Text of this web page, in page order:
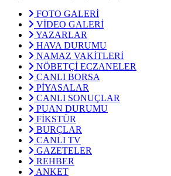
FOTO GALERİ
VİDEO GALERİ
YAZARLAR
HAVA DURUMU
NAMAZ VAKİTLERİ
NÖBETÇİ ECZANELER
CANLI BORSA
PİYASALAR
CANLI SONUÇLAR
PUAN DURUMU
FİKSTÜR
BURÇLAR
CANLI TV
GAZETELER
REHBER
ANKET